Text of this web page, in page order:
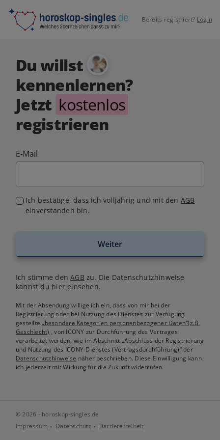
Bereits registriert? Login
Du willst
kennenlernen?
Jetzt kostenlos
registrieren
E-Mail
Ich bestätige, dass ich volljährig und mit den AGB
einverstanden bin.
Weiter
Ich stimme denAGB zu. Die Datenschutzhinweise
kannst du hiereinsehen.
Mit der Absendung willige ich ein, dass von mir bei der
Registrierung oder bei Nutzung des Dienstes zur Verfügung
gestellte„besondere Kategorien personenbezogener Daten“(z.B.
Geschlecht) , von ICONY zur Durchführung des Vertrages
verarbeitet werden, wie im Abschnitt „Abschluss der Registrierung
und Nutzung des ICONY-Dienstes (Vertragsdurchführung)“ der
Datenschutzhinweise näher beschrieben. Diese Einwilligung kann
ich jederzeit mit Wirkung für die Zukunft widerrufen.
© 2026 - horoskop-singles.de
Impressum
Datenschutz Barrierefreiheit